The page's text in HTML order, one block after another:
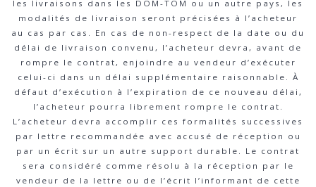
les livraisons dans les DOM-TOM ou un autre pays, les
modalités de livraison seront précisées à l’acheteur
au cas par cas. En cas de non-respect de la date ou du
délai de livraison convenu, l’acheteur devra, avant de
rompre le contrat, enjoindre au vendeur d’exécuter
celui-ci dans un délai supplémentaire raisonnable. À
défaut d’exécution à l’expiration de ce nouveau délai,
l’acheteur pourra librement rompre le contrat.
L’acheteur devra accomplir ces formalités successives
par lettre recommandée avec accusé de réception ou
par un écrit sur un autre support durable. Le contrat
sera considéré comme résolu à la réception par le
vendeur de la lettre ou de l’écrit l’informant de cette